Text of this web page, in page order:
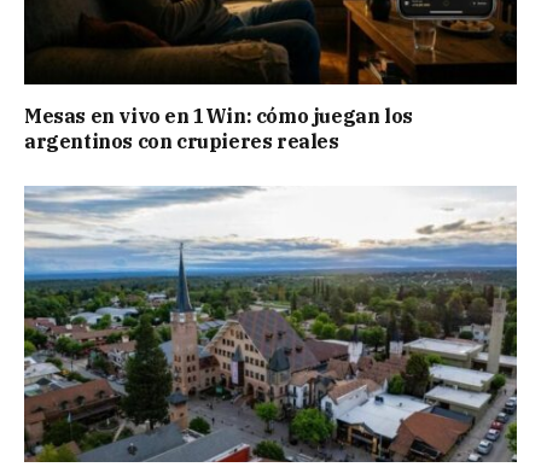
Mesas en vivo en 1Win: cómo juegan los
argentinos con crupieres reales